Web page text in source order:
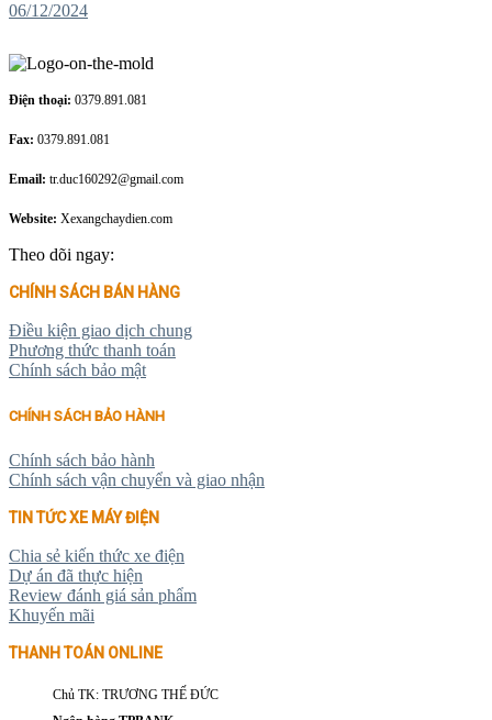
06/12/2024
Điện thoại: 0379.891.081
Fax: 0379.891.081
Email: tr.duc160292@gmail.com
Website: Xexangchaydien.com
Theo dõi ngay:
CHÍNH SÁCH BÁN HÀNG
Điều kiện giao dịch chung
Phương thức thanh toán
Chính sách bảo mật
CHÍNH SÁCH BẢO HÀNH
Chính sách bảo hành
Chính sách vận chuyển và giao nhận
TIN TỨC XE MÁY ĐIỆN
Chia sẻ kiến thức xe điện
Dự án đã thực hiện
Review đánh giá sản phẩm
Khuyến mãi
THANH TOÁN ONLINE
Chủ TK: TRƯƠNG THẾ ĐỨC